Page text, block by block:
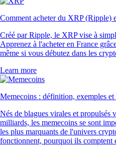
Comment acheter du XRP (Ripple)
Créé par Ripple, le XRP vise à
Apprenez à l'acheter en France
même si vous débutez dans les
Learn more
Memecoins : définition, exemples
Nés de blagues virales et propulsés
milliards, les memecoins se sont
les plus marquants de l'univers
fonctionnent, pourquoi ils comptent